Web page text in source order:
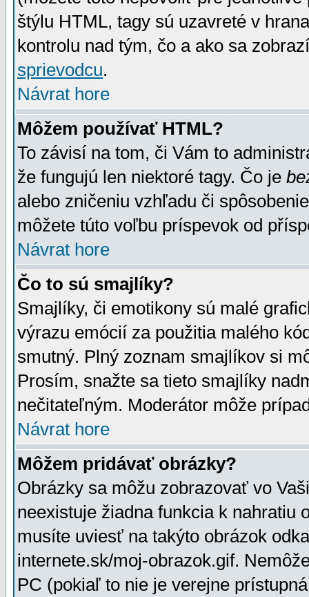
štýlu HTML, tagy sú uzavreté v
kontrolu nad tým, čo a ako sa
sprievodcu.
Návrat hore
Môžem používať HTML?
To závisí na tom, či Vám to
že fungujú len niektoré tagy. Čo je
alebo zničeniu vzhľadu či
môžete túto voľbu príspevok od
Návrat hore
Čo to sú smajlíky?
Smajlíky, či emotikony sú malé
výrazu emócií za použitia malého
smutný. Plný zoznam smajlíkov si
Prosím, snažte sa tieto smajlíky
nečitateľným. Moderátor môže
Návrat hore
Môžem pridávať obrázky?
Obrázky sa môžu zobrazovať vo
neexistuje žiadna funkcia k nahratiu
musíte uviesť na takýto obrázok
internete.sk/moj-obrazok.gif.
PC (pokiaľ to nie je verejne